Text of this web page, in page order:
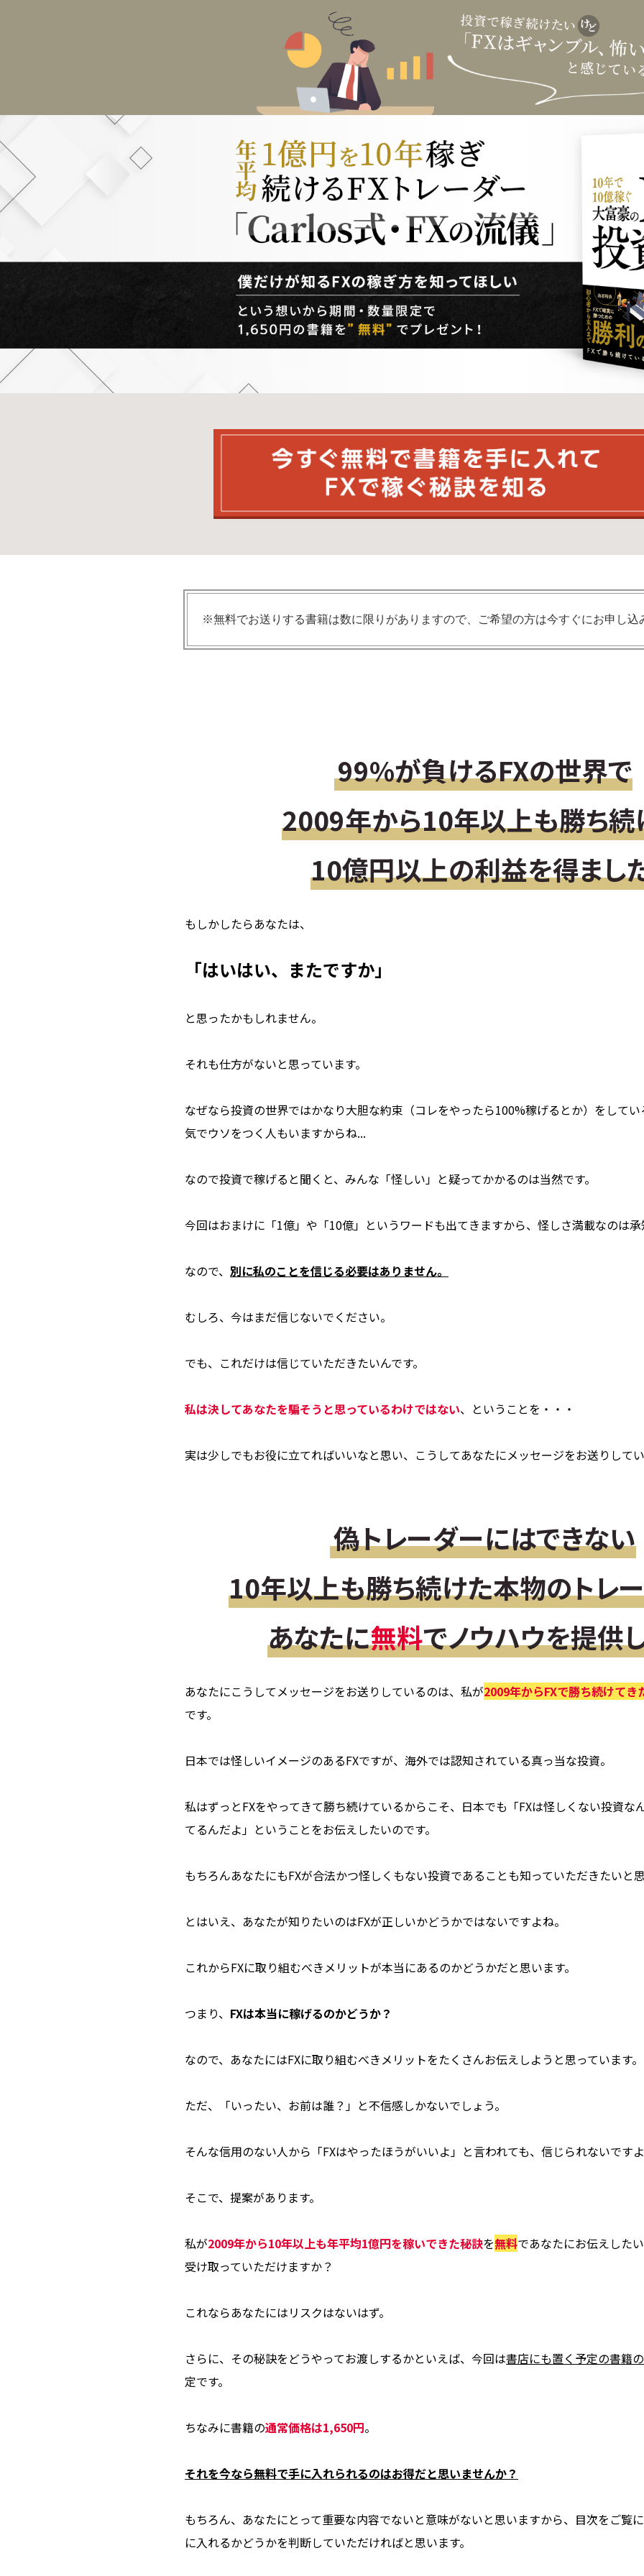
※無料でお送りする書籍は数に限りがありますので、ご希望の方は今すぐにお申し込
99%が負けるFXの世界で
2009年から10年以上も勝ち続
10億円以上の利益を得まし
もしかしたらあなたは、
「はいはい、またですか」
と思ったかもしれません。
それも仕方がないと思っています。
なぜなら投資の世界ではかなり大胆な約束（コレをやったら100%稼げるとか）をして
気でウソをつく人もいますからね...
なので投資で稼げると聞くと、みんな「怪しい」と疑ってかかるのは当然です。
今回はおまけに「1億」や「10億」というワードも出てきますから、怪しさ満載なのは
なので、 別に私のことを信じる必要はありません。
むしろ、今はまだ信じないでください。
でも、これだけは信じていただきたいんです。
私は決してあなたを騙そうと思っているわけではない、ということを・・・
実は少しでもお役に立てればいいなと思い、こうしてあなたにメッセージをお送りして
偽トレーダーにはできない
10年以上も勝ち続けた本物のトレ
あなたに無料でノウハウを提供
あなたにこうしてメッセージをお送りしているのは、私が2009年からFXで勝ち続けてき
です。
日本では怪しいイメージのあるFXですが、海外では認知されている真っ当な投資。
私はずっとFXをやってきて勝ち続けているからこそ、日本でも「FXは怪しくない投資な
てるんだよ」ということをお伝えしたいのです。
もちろんあなたにもFXが合法かつ怪しくもない投資であることも知っていただきたいと
とはいえ、あなたが知りたいのはFXが正しいかどうかではないですよね。
これからFXに取り組むべきメリットが本当にあるのかどうかだと思います。
つまり、 FXは本当に稼げるのかどうか？
なので、あなたにはFXに取り組むべきメリットをたくさんお伝えしようと思っています。
ただ、「いったい、お前は誰？」と不信感しかないでしょう。
そんな信用のない人から「FXはやったほうがいいよ」と言われても、信じられないです
そこで、提案があります。
私が2009年から10年以上も年平均1億円を稼いできた秘訣を無料であなたにお伝えした
受け取っていただけますか？
これならあなたにはリスクはないはず。
さらに、その秘訣をどうやってお渡しするかといえば、今回は書店にも置く予定の書籍
定です。
ちなみに書籍の通常価格は1,650円。
それを今なら無料で手に入れられるのはお得だと思いませんか？
もちろん、あなたにとって重要な内容でないと意味がないと思いますから、目次をご覧
に入れるかどうかを判断していただければと思います。